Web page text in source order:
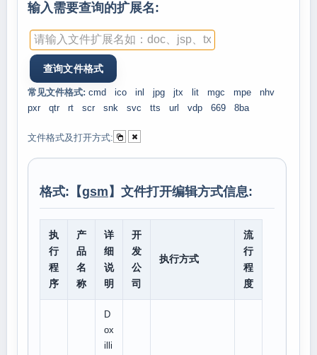
输入需要查询的扩展名:
常见文件格式: cmd ico inl jpg jtx lit mgc mpe
nhv
pxr
qtr rt scr snk svc tts url vdp 669 8ba
文件格式及打开方式:
格式:【gsm 】文件打开编辑方式信息:
执
行
程
序
产
品
名
称
详
细
说
明
开
发
公
司
执行方式
流
行
程
度
D
ox
illi